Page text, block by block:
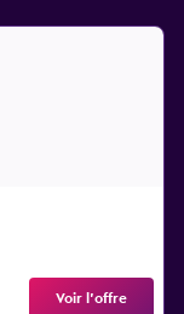
Voir l’offre